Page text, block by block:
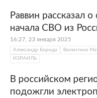
Раввин рассказал
начала СВО из
16:27, 23 января 2025
Александр Борода Валентина
ИЗРАИЛЬ
В российском
подожгли